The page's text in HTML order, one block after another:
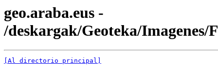
geo.araba.eus -
/deskargak/Geoteka/Imagenes/
[Al directorio principal]